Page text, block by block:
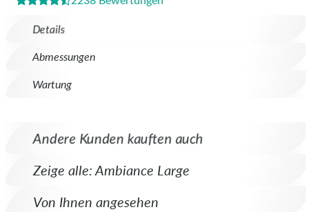
Details
Abmessungen
Wartung
Andere Kunden kauften auch
Zeige alle: Ambiance Large
Von Ihnen angesehen